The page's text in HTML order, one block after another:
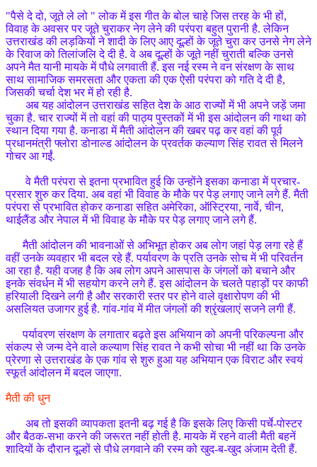
"पैसे दे दो, जूते ले लो " लोक में इस गीत के बोल चाहे जिस तरह के भी हों,
विवाह के अवसर पर जूते चुराकर नेग लेने की परंपरा बहुत पुरानी है. लेकिन
उत्तराखंड की लड़कियों ने शादी के लिए आए दूल्हों के जूते चुरा कर उनसे नेग लेने
के रिवाज को तिलांजलि दे दी है. वे अब दूल्हों के जूते नहीं चुराती बल्कि उनसे
अपने मैत यानी मायके में पौधे लगवाती हैं. इस नई रस्म ने वन संरक्षण के साथ
साथ सामाजिक समरसता और एकता की एक ऐसी परंपरा को गति दे दी है,
जिसकी चर्चा देश भर में हो रही है.
अब यह आंदोलन उत्तराखंड सहित देश के आठ राज्यों में भी अपने जड़ें जमा
चुका है. चार राज्यों में तो वहां की पाठ्य पुस्तकों में भी इस आंदोलन की गाथा को
स्थान दिया गया है. कनाडा में मैती आंदोलन की खबर पढ़ कर वहां की पूर्व
प्रधानमंत्री फ्लोरा डोनाल्ड आंदोलन के प्रवर्तक कल्याण सिंह रावत से मिलने
गोचर आ गईं.
वे मैती परंपरा से इतना प्रभावित हुई कि उन्होंने इसका कनाडा में प्रचार-
प्रसार शुरु कर दिया. अब वहां भी विवाह के मौके पर पेड़ लगाए जाने लगे हैं. मैती
परंपरा से प्रभावित होकर कनाडा सहित अमेरिका, ऑस्ट्रिया, नार्वे, चीन,
थाईलैंड और नेपाल में भी विवाह के मौके पर पेड़ लगाए जाने लगे हैं.
मैती आंदोलन की भावनाओं से अभिभूत होकर अब लोग जहां पेड़ लगा रहे हैं
वहीं उनके व्यवहार भी बदल रहे हैं. पर्यावरण के प्रति उनके सोच में भी परिवर्तन
आ रहा है. यही वजह है कि अब लोग अपने आसपास के जंगलों को बचाने और
इनके संवर्धन में भी सहयोग करने लगे हैं. इस आंदोलन के चलते पहाड़ों पर काफी
हरियाली दिखने लगी है और सरकारी स्तर पर होने वाले वृक्षारोपण की भी
असलियत उजागर हुई है. गांव-गांव में मीत जंगलों की श्रृंखलाएं सजने लगी हैं.
पर्यावरण संरक्षण के लगातार बढ़ते इस अभियान को अपनी परिकल्पना और
संकल्प से जन्म देने वाले कल्याण सिंह रावत ने कभी सोचा भी नहीं था कि उनके
प्रेरणा से उत्तराखंड के एक गांव से शुरु हुआ यह अभियान एक विराट और स्वयं
स्फूर्त आंदोलन में बदल जाएगा.
मैती की धुन
अब तो इसकी व्यापकता इतनी बढ़ गई है कि इसके लिए किसी पर्चे-पोस्टर
और बैठक-सभा करने की जरूरत नहीं होती है. मायके में रहने वाली मैती बहनें
शादियों के दौरान दूल्हों से पौधे लगवाने की रस्म को खुद-ब-खुद अंजाम देती हैं.